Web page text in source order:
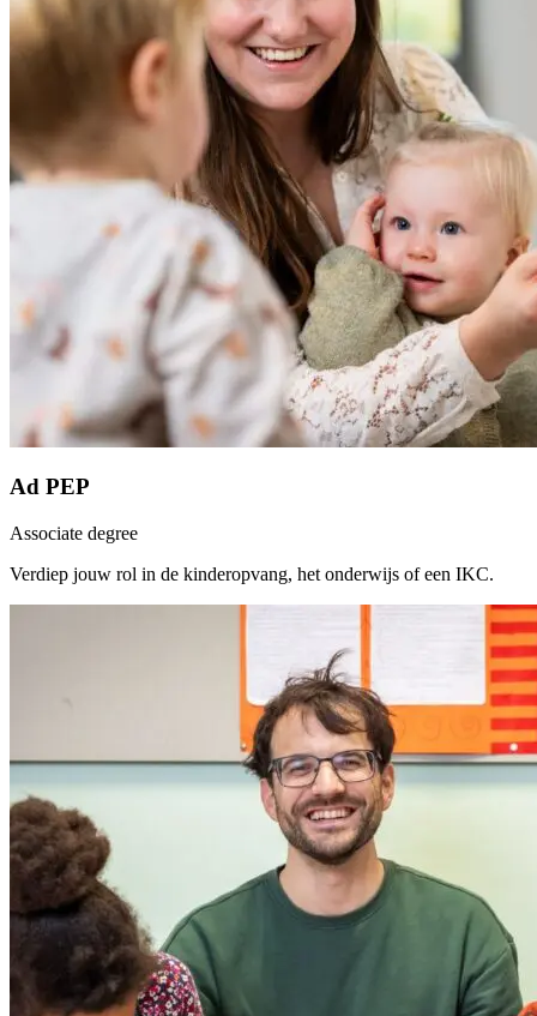
Ad PEP
Associate degree
Verdiep jouw rol in de kinderopvang, het onderwijs of een IKC.